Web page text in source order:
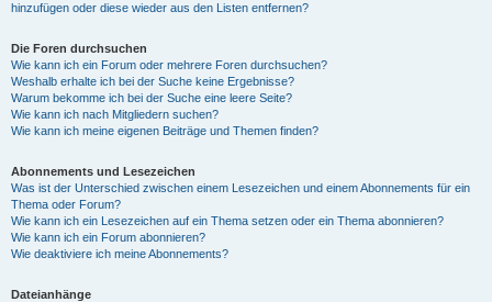
hinzufügen oder diese wieder aus den Listen entfernen?
Die Foren durchsuchen
Wie kann ich ein Forum oder mehrere Foren durchsuchen?
Weshalb erhalte ich bei der Suche keine Ergebnisse?
Warum bekomme ich bei der Suche eine leere Seite?
Wie kann ich nach Mitgliedern suchen?
Wie kann ich meine eigenen Beiträge und Themen finden?
Abonnements und Lesezeichen
Was ist der Unterschied zwischen einem Lesezeichen und einem Abonnements für ein
Thema oder Forum?
Wie kann ich ein Lesezeichen auf ein Thema setzen oder ein Thema abonnieren?
Wie kann ich ein Forum abonnieren?
Wie deaktiviere ich meine Abonnements?
Dateianhänge